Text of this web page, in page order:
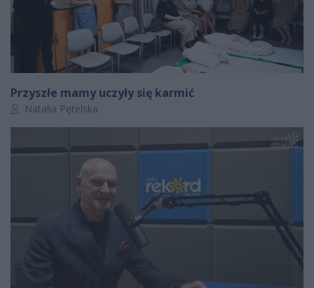
Przyszłe mamy uczyły się karmić
Autor artykułu:
Natalia Pętelska